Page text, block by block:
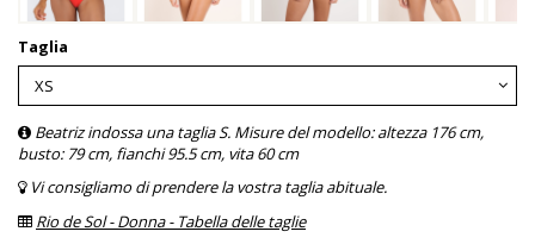
Taglia
Beatriz indossa una taglia S. Misure del modello: altezza 176 cm,
busto: 79 cm, fianchi 95.5 cm, vita 60 cm
Vi consigliamo di prendere la vostra taglia abituale.
Rio de Sol - Donna - Tabella delle taglie